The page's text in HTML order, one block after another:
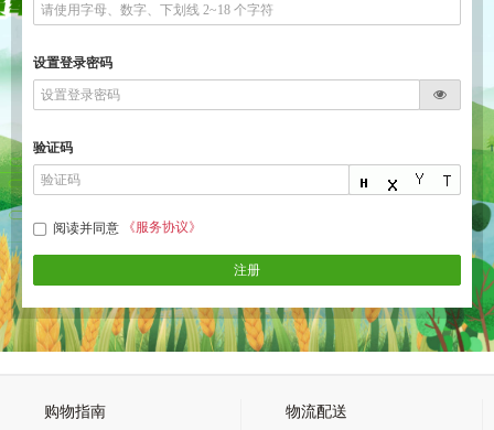
设置登录密码
验证码
阅读并同意 《服务协议》
注册
购物指南 物流配送